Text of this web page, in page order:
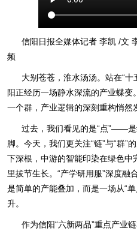
信阳日报全媒体记者 李凯 /文
频
大别苍苍，淮水汤汤。站在“
阳正经历一场静水深流的产业蝶变
一个群，产业逻辑的深刻重构悄然
过去，我们看见的是“点”——
脚。今天，我们更关注“链”与“群”
下深根，中游的智能印染在绿色
里拔节生长。“产学研用服”深度融
是简单的产能叠加，而是一场从“
升。
作为信阳“六新两品”重点产业